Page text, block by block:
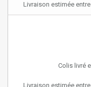
Livraison estimée
Colis livré
Livraison estimée